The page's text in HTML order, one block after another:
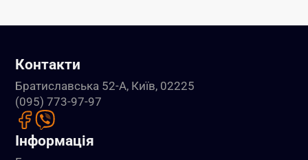
Контакти
Братиславська 52-А, Київ, 02225
(095) 773-97-97
Інформація